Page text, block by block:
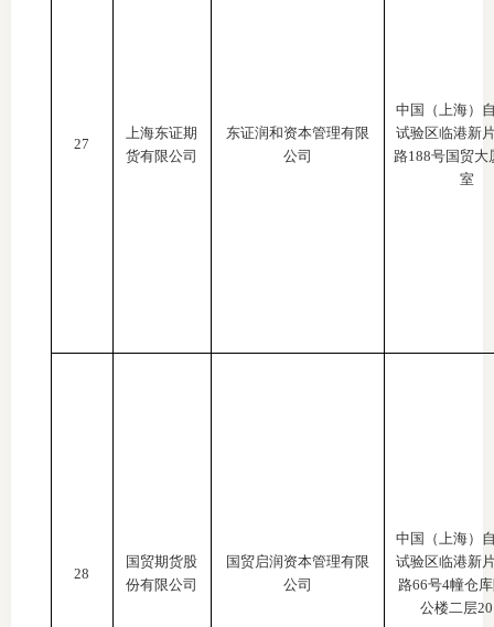
27
上海东证期
货有限公司
东证润和资本管理有限
公司
中国（上海）
试验区临港新
路188号国贸大
室
28
国贸期货股
份有限公司
国贸启润资本管理有限
公司
中国（上海）
试验区临港新
路66号4幢仓
公楼二层